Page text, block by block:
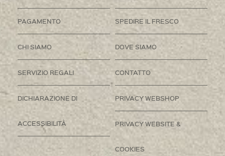
PAGAMENTO SPEDIRE IL FRESCO
CHI SIAMO DOVE SIAMO
SERVIZIO REGALI CONTATTO
DICHIARAZIONE DI
ACCESSIBILITÀ
PRIVACY WEBSHOP
PRIVACY WEBSITE &
COOKIES